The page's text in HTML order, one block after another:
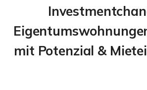
mit Potenzial &